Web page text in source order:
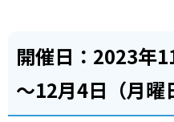
開催日：2023年
～12月4日（月曜